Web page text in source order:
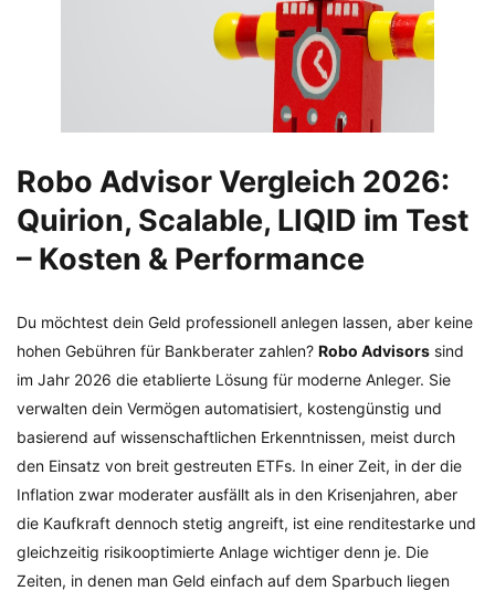
Robo Advisor Vergleich 2026:
Quirion, Scalable, LIQID im Test
– Kosten & Performance
Du möchtest dein Geld professionell anlegen lassen, aber keine
hohen Gebühren für Bankberater zahlen? Robo Advisors sind
im Jahr 2026 die etablierte Lösung für moderne Anleger. Sie
verwalten dein Vermögen automatisiert, kostengünstig und
basierend auf wissenschaftlichen Erkenntnissen, meist durch
den Einsatz von breit gestreuten ETFs. In einer Zeit, in der die
Inflation zwar moderater ausfällt als in den Krisenjahren, aber
die Kaufkraft dennoch stetig angreift, ist eine renditestarke und
gleichzeitig risikooptimierte Anlage wichtiger denn je. Die
Zeiten, in denen man Geld einfach auf dem Sparbuch liegen